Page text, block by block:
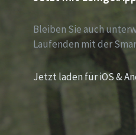
Bleiben Sie auch
Laufenden mit der
Jetzt laden für iOS &